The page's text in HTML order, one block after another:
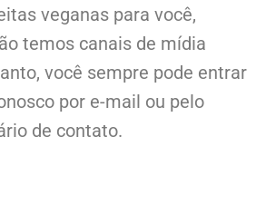
veganas para você,
temos canais de mídia
você sempre pode entrar
por e-mail ou pelo
de contato.